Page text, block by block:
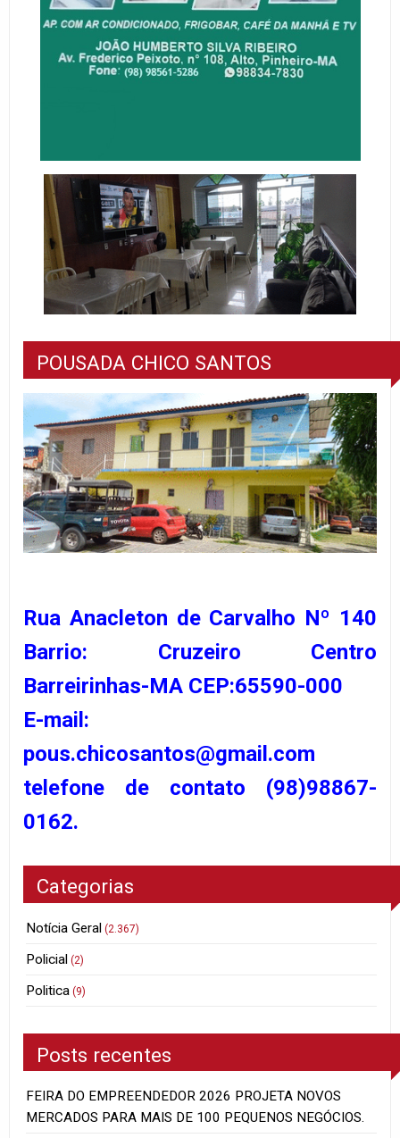
POUSADA CHICO SANTOS
Rua Anacleton de Carvalho Nº 140
Barrio: Cruzeiro Centro
Barreirinhas-MA CEP:65590-000
E-mail:
pous.chicosantos@gmail.com
telefone de contato (98)98867-
0162.
Categorias
Notícia Geral (2.367)
Policial (2)
Politica (9)
Posts recentes
FEIRA DO EMPREENDEDOR 2026 PROJETA NOVOS
MERCADOS PARA MAIS DE 100 PEQUENOS NEGÓCIOS.